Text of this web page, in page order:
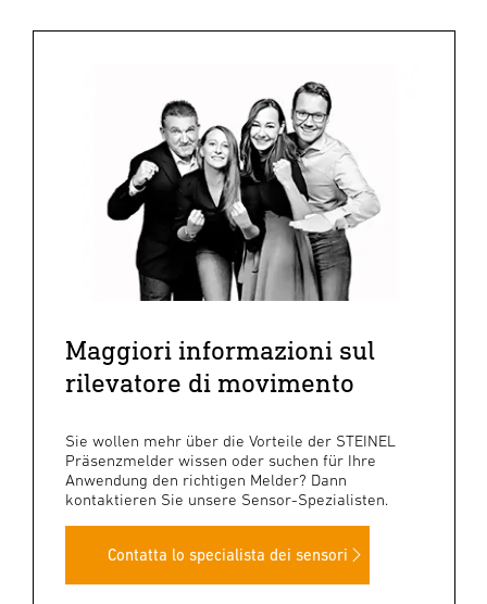
Maggiori informazioni sul
rilevatore di movimento
Sie wollen mehr über die Vorteile der STEINEL
Präsenzmelder wissen oder suchen für Ihre
Anwendung den richtigen Melder? Dann
kontaktieren Sie unsere Sensor-Spezialisten.
Contatta lo specialista dei sensori